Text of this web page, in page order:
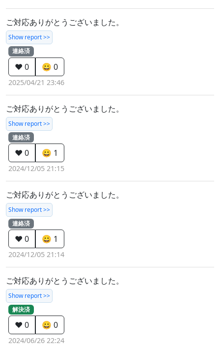
ご対応ありがとうございました。
Show report >>
連絡済
❤️ 0 😀 0
2025/04/21 23:46
ご対応ありがとうございました。
Show report >>
連絡済
❤️ 0 😀 1
2024/12/05 21:15
ご対応ありがとうございました。
Show report >>
連絡済
❤️ 0 😀 1
2024/12/05 21:14
ご対応ありがとうございました。
Show report >>
解決済
❤️ 0 😀 0
2024/06/26 22:24